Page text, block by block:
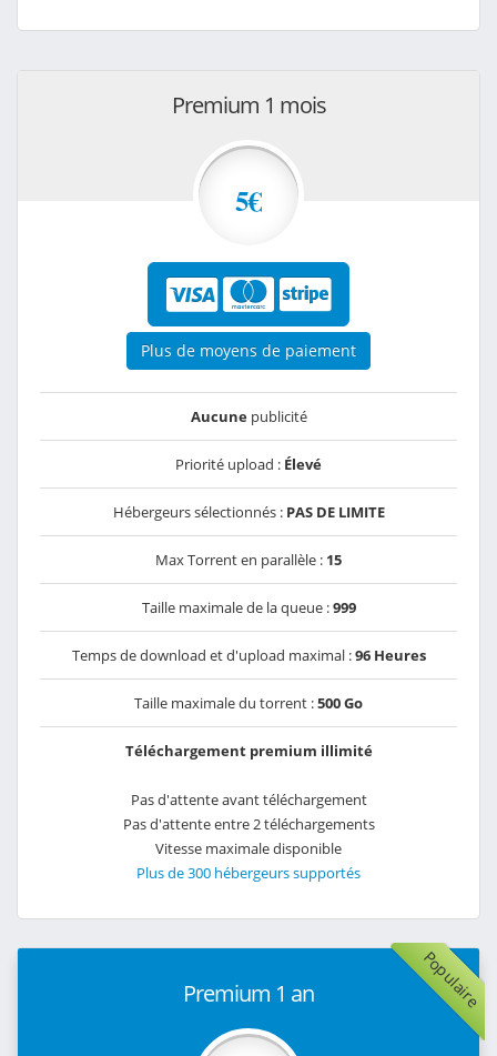
Premium 1 mois
5€
Plus de moyens de paiement
Aucunepublicité
Priorité upload : Élevé
Hébergeurs sélectionnés : PAS DE LIMITE
Max Torrent en parallèle : 15
Taille maximale de la queue :999
Temps de download et d'upload maximal :96 Heures
Taille maximale du torrent :500 Go
Téléchargement premium illimité
Pas d'attente avant téléchargement
Pas d'attente entre 2 téléchargements
Vitesse maximale disponible
Plus de 300 hébergeurs supportés
Populaire
Premium 1 an